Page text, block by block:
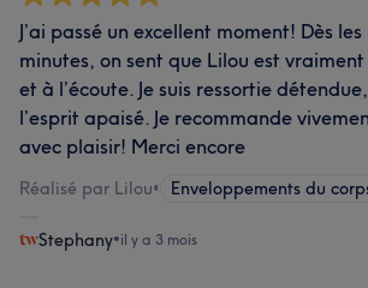
J’ai passé un excellent moment! Dès
minutes, on sent que Lilou est
et à l’écoute. Je suis ressortie
l’esprit apaisé. Je recommande
avec plaisir! Merci encore
Réalisé par Lilou• Enveloppements du
Stephany•il y a 3 mois